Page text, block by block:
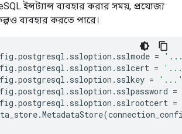
ইন্সট্যান্স ব্যবহার করার সময়, প্রযোজ্য
ব্যবহার করতে পারে।
.postgresql . ssloption . sslmode =
.postgresql . ssloption . sslcert =
.postgresql . ssloption . sslkey =
.postgresql . ssloption . sslpassword =
.postgresql . ssloption . sslrootcert =
.MetadataStore(